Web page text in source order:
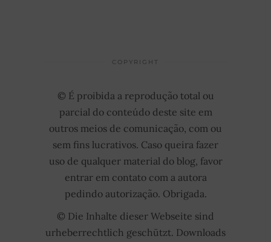
COPYRIGHT
© É proibida a reprodução total ou
parcial do conteúdo deste site em
outros meios de comunicação, com ou
sem fins lucrativos. Caso queira fazer
uso de qualquer material do blog, favor
entrar em contato com a autora
pedindo autorização. Obrigada.
© Die Inhalte dieser Webseite sind
urheberrechtlich geschützt. Downloads